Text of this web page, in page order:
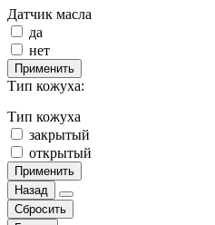
Датчик масла
да
нет
Применить
Тип кожуха:
Тип кожуха
закрытый
открытый
Применить
Назад
Сбросить